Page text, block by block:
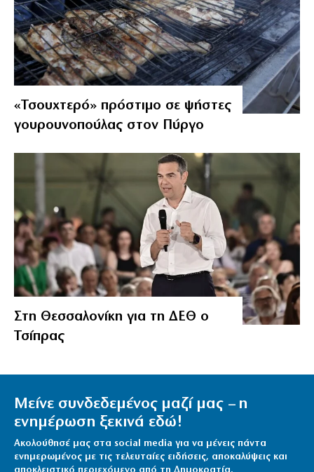
«Τσουχτερό» πρόστιμο σε ψήστες
γουρουνοπούλας στον Πύργο
Στη Θεσσαλονίκη για τη ΔΕΘ ο
Τσίπρας
Μείνε συνδεδεμένος μαζί μας – η
ενημέρωση ξεκινά εδώ!
Ακολούθησέ μας στα social media για να μένεις πάντα
ενημερωμένος με τις τελευταίες ειδήσεις, αποκαλύψεις και